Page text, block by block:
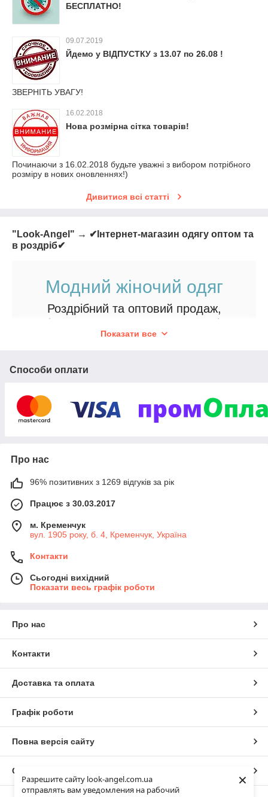
Разрешите сайту look-angel.com.ua
отправлять вам уведомления на рабочий
×
БЕСПЛАТНО!
09.07.2019
Йдемо у ВІДПУСТКУ з 13.07 по 26.08 !
ЗВЕРНІТЬ УВАГУ!
16.02.2018
Нова розмірна сітка товарів!
Починаючи з 16.02.2018 будьте уважні з вибором потрібного
розміру в нових оновленнях!)
Дивитися всі статті
"Look-Angel" → ✔Інтернет-магазин одягу оптом та
в роздріб✔
Модний жіночий одяг
Роздрібний та оптовий продаж,
співпраця за системою дропшипінг.
постійно поповнюється новинками. Покупки на суму від
Переглянути вітрину
Показати все
Способи оплати
Про нас
96% позитивних з 1269 відгуків за рік
Працює з 30.03.2017
м. Кременчук
вул. 1905 року, б. 4, Кременчук, Україна
Контакти
Сьогодні вихідний
Показати весь графік роботи
Про нас
Контакти
Доставка та оплата
Графік роботи
Повна версія сайту
Сайт створено на маркетплейсі